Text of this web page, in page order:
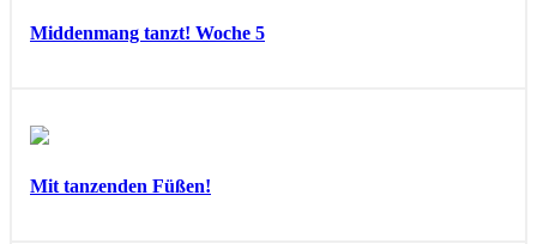
Middenmang tanzt! Woche 5
Mit tanzenden Füßen!